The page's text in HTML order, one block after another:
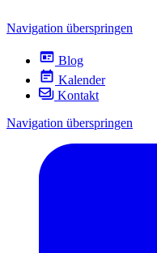
Navigation überspringen
Blog
Kalender
Kontakt
Navigation überspringen